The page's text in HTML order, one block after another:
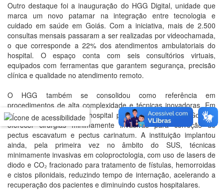
Outro destaque foi a inauguração do HGG Digital, unidade que
marca um novo patamar na integração entre tecnologia e
cuidado em saúde em Goiás. Com a iniciativa, mais de 2.500
consultas mensais passaram a ser realizadas por videochamada,
o que corresponde a 22% dos atendimentos ambulatoriais do
hospital. O espaço conta com seis consultórios virtuais,
equipados com ferramentas que garantem segurança, precisão
clínica e qualidade no atendimento remoto.
O HGG também se consolidou como referência em
procedimentos de alta complexidade e técnicas inovadoras. Em
2025, tornou-se o único hospital público ou privado de Goiás a
oferecer cirurgias minimamente invasivas para correção de
pectus escavatum e pectus carinatum. A instituição implantou
ainda, pela primeira vez no âmbito do SUS, técnicas
minimamente invasivas em coloproctologia, com uso de lasers de
diodo e CO₂ fracionado para tratamento de fístulas, hemorroidas
e cistos pilonidais, reduzindo tempo de internação, acelerando a
recuperação dos pacientes e diminuindo custos hospitalares.